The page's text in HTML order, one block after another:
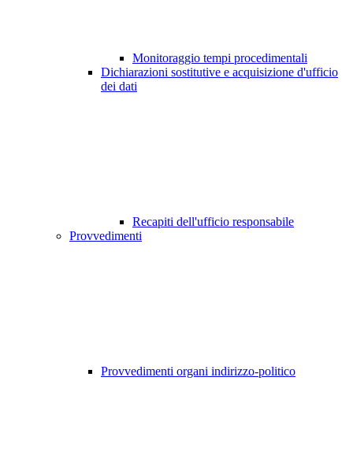
Monitoraggio tempi procedimentali
Dichiarazioni sostitutive e acquisizione d'ufficio
dei dati
Recapiti dell'ufficio responsabile
Provvedimenti
Provvedimenti organi indirizzo-politico